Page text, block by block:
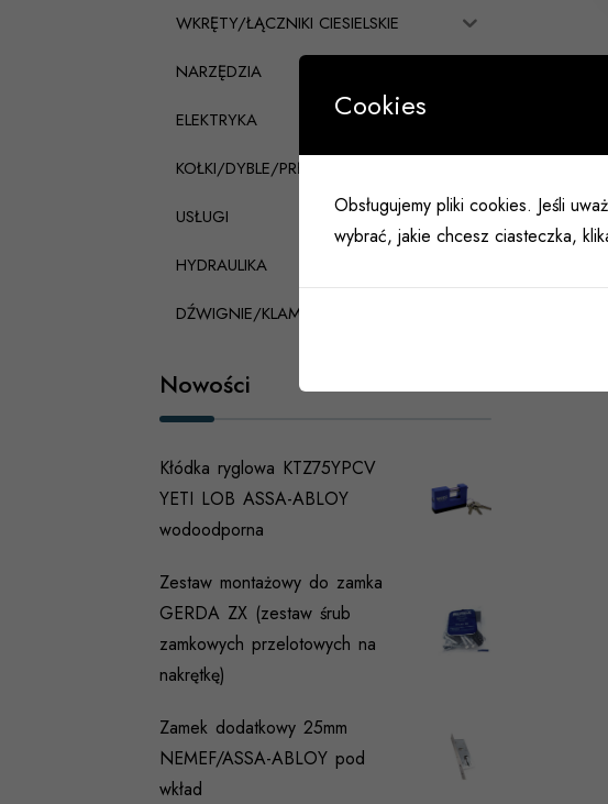
WKRĘTY/ŁĄCZNIKI CIESIELSKIE
NARZĘDZIA
ELEKTRYKA
KOŁKI/DYBLE/PRĘTY
USŁUGI
HYDRAULIKA
DŹWIGNIE/KLAMKI PANICZNE
Nowości
Kłódka ryglowa KTZ75YPCV
YETI LOB ASSA-ABLOY
wodoodporna
Zestaw montażowy do zamka
GERDA ZX (zestaw śrub
zamkowych przelotowych na
nakrętkę)
Zamek dodatkowy 25mm
NEMEF/ASSA-ABLOY pod
wkład
Cookies
Obsługujemy pliki cookies. Jeśli
wybrać, jakie chcesz ciasteczka,